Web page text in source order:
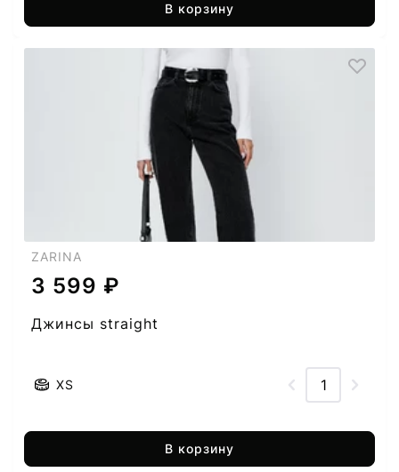
В корзину
ZARINA
3 599 ₽
Джинсы straight
XS
В корзину